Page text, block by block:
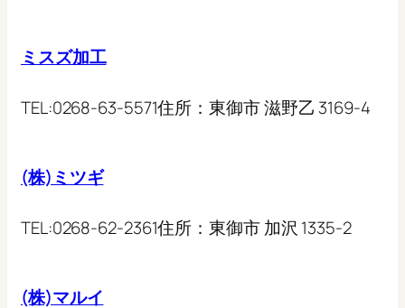
ミスズ加工
TEL:0268-63-5571住所：東御市 滋野乙 3169-4
(株)ミツギ
TEL:0268-62-2361住所：東御市 加沢 1335-2
(株)マルイ